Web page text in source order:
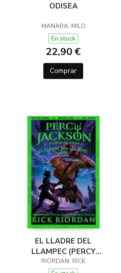
ODISEA
MANARA, MILO
En stock
22,90 €
Comprar
EL LLADRE DEL
LLAMPEC (PERCY
JACKSON I ELS DÉUS
RIORDAN, RICK